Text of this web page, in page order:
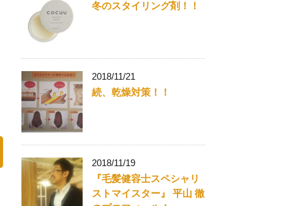
冬のスタイリング剤！！
2018/11/21
続、乾燥対策！！
2018/11/19
『毛髪健容士スペシャリ
ストマイスター』 平山 徹